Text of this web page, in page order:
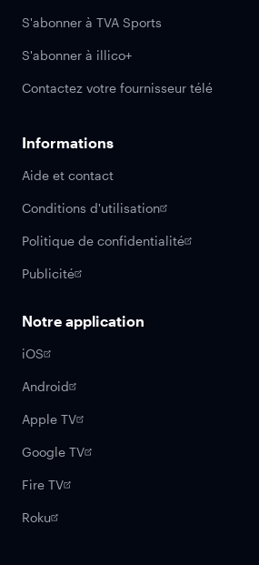
S'abonner à TVA Sports
S'abonner à illico+
Contactez votre fournisseur télé
Informations
Aide et contact
Conditions d'utilisation
Politique de confidentialité
Publicité
Notre application
iOS
Android
Apple TV
Google TV
Fire TV
Roku